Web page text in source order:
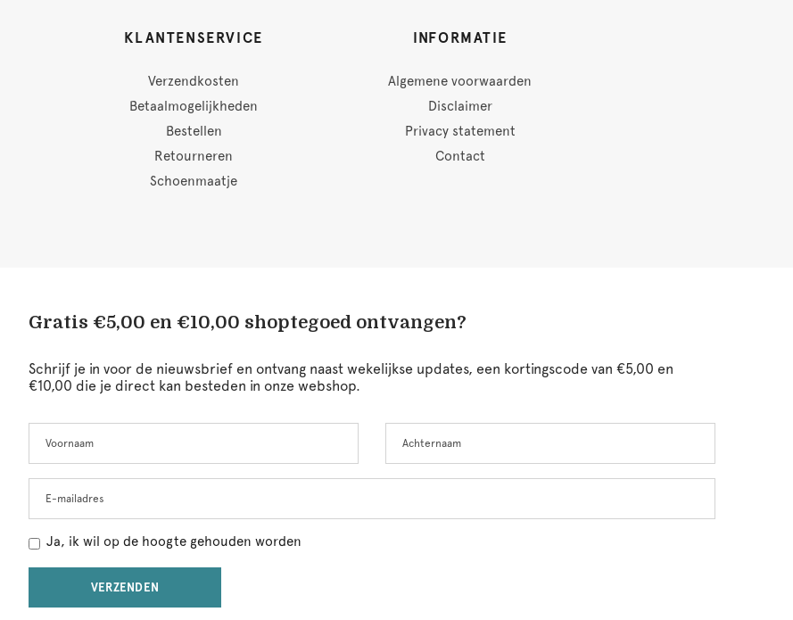
KLANTENSERVICE
Verzendkosten
Betaalmogelijkheden
Bestellen
Retourneren
Schoenmaatje
INFORMATIE
Algemene voorwaarden
Disclaimer
Privacy statement
Contact
Gratis €5,00 en €10,00 shoptegoed ontvangen?
Schrijf je in voor de nieuwsbrief en ontvang naast wekelijkse updates, een kortingscode van €5,00 en
€10,00 die je direct kan besteden in onze webshop.
this
field
blank
Ja, ik wil op de hoogte gehouden worden
VERZENDEN